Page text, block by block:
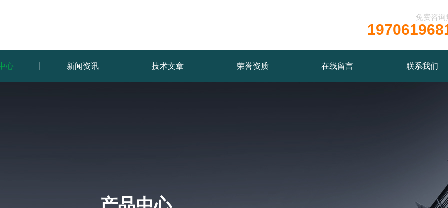
免费咨询
心 新闻资讯 技术文章 荣誉资质 在线留言 联系我们